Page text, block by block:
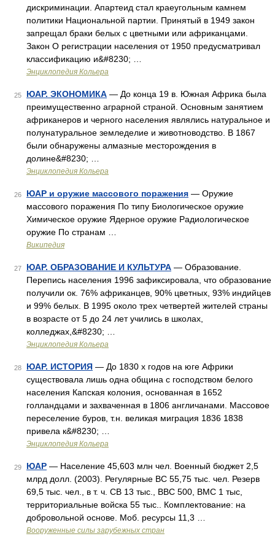
дискриминации. Апартеид стал краеугольным камнем
политики Национальной партии. Принятый в 1949 закон
запрещал браки белых с цветными или африканцами.
Закон О регистрации населения от 1950 предусматривал
классификацию и&#8230; …
Энциклопедия Кольера
25 ЮАР. ЭКОНОМИКА — До конца 19 в. Южная Африка была
преимущественно аграрной страной. Основным занятием
африканеров и черного населения являлись натуральное и
полунатуральное земледелие и животноводство. В 1867
были обнаружены алмазные месторождения в
долине&#8230; …
Энциклопедия Кольера
26 ЮАР и оружие массового поражения — Оружие
массового поражения По типу Биологическое оружие
Химическое оружие Ядерное оружие Радиологическое
оружие По странам …
Википедия
27 ЮАР. ОБРАЗОВАНИЕ И КУЛЬТУРА — Образование.
Перепись населения 1996 зафиксировала, что образование
получили ок. 76% африканцев, 90% цветных, 93% индийцев
и 99% белых. В 1995 около трех четвертей жителей страны
в возрасте от 5 до 24 лет учились в школах,
колледжах,&#8230; …
Энциклопедия Кольера
28 ЮАР. ИСТОРИЯ — До 1830 х годов на юге Африки
существовала лишь одна община с господством белого
населения Капская колония, основанная в 1652
голландцами и захваченная в 1806 англичанами. Массовое
переселение буров, т.н. великая миграция 1836 1838
привела к&#8230; …
Энциклопедия Кольера
29 ЮАР — Население 45,603 млн чел. Военный бюджет 2,5
млрд долл. (2003). Регулярные ВС 55,75 тыс. чел. Резерв
69,5 тыс. чел., в т. ч. СВ 13 тыс., ВВС 500, ВМС 1 тыс,
территориальные войска 55 тыс.. Комплектование: на
добровольной основе. Моб. ресурсы 11,3 …
Вооруженные силы зарубежных стран